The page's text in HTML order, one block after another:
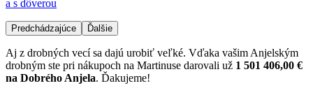
a s dôverou
Predchádzajúce Ďalšie
Aj z drobných vecí sa dajú urobiť veľké. Vďaka vašim Anjelským
drobným ste pri nákupoch na Martinuse darovali už 1 501 406,00 €
na Dobrého Anjela. Ďakujeme!